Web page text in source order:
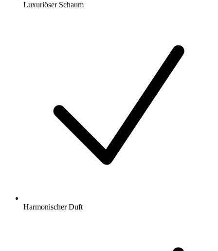
Luxuriöser Schaum
Harmonischer Duft